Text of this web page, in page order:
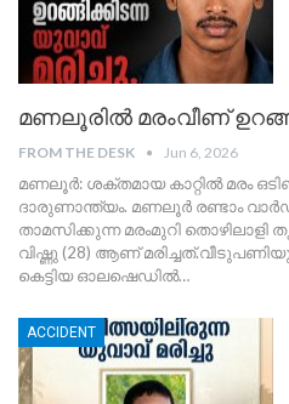
മണലൂരിൽ മരംവീണ്
FROM THE DESK Jun 6, 2026
​മണലൂർ: ശക്തമായ കാറ്റിൽ മരം
ദാരുണാന്ത്യം. മണലൂർ രണ്ടാം
താമസിക്കുന്ന മരംമുറി
വിഷ്ണു (28) ആണ് മരിച്ചത്.
കെട്ടിയ ഓലഷെഡിൽ…
ACCIDENT